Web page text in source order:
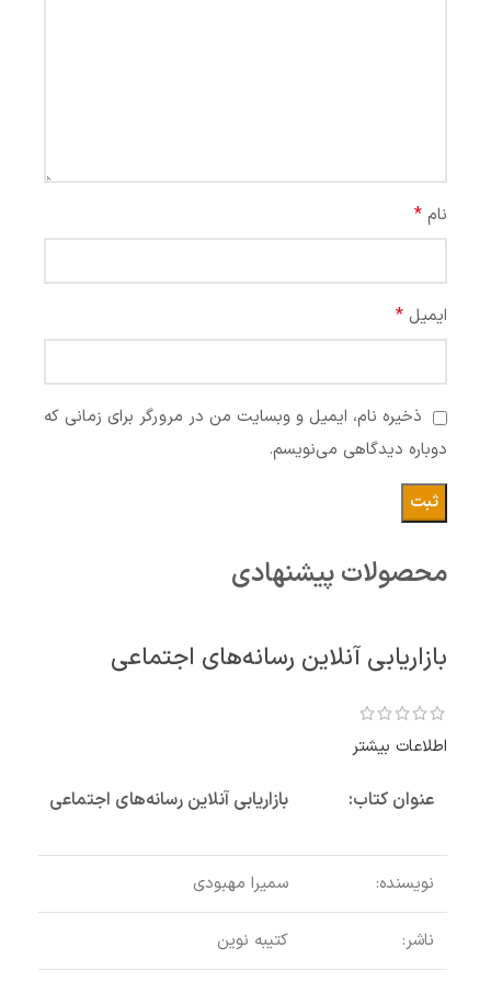
نام *
ایمیل *
ذخیره نام، ایمیل و وبسایت من در مرورگر برای زمانی که
دوباره دیدگاهی می‌نویسم.
محصولات پیشنهادی
بازاریابی آنلاین رسانه‌های اجتماعی
اطلاعات بیشتر
عنوان کتاب: بازاریابی آنلاین رسانه‌های اجتماعی
نویسنده: سمیرا مهبودی
ناشر: کتیبه نوین